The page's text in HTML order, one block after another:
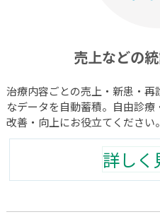
売上などの
治療内容ごとの売上・新患・
なデータを自動蓄積。自由診
改善・向上にお役立てください。
詳し